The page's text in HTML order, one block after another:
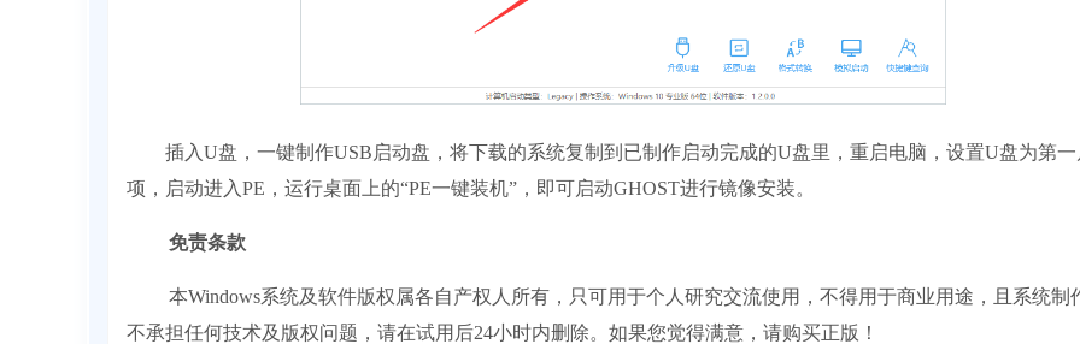
插入U盘，一键制作USB启动盘，将下载的系统复制到已制作启动完成的U盘里，重启电脑，设置U盘为第一
项，启动进入PE，运行桌面上的“PE一键装机”，即可启动GHOST进行镜像安装。
免责条款
本Windows系统及软件版权属各自产权人所有，只可用于个人研究交流使用，不得用于商业用途，且系统制
不承担任何技术及版权问题，请在试用后24小时内删除。如果您觉得满意，请购买正版！